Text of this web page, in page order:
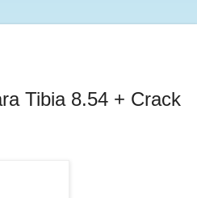
Tibia 8.54 + Crack